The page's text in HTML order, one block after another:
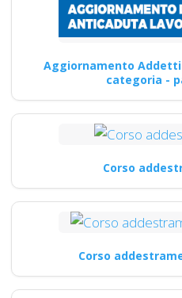
Aggiornamento Addetti
categoria -
Corso
Corso